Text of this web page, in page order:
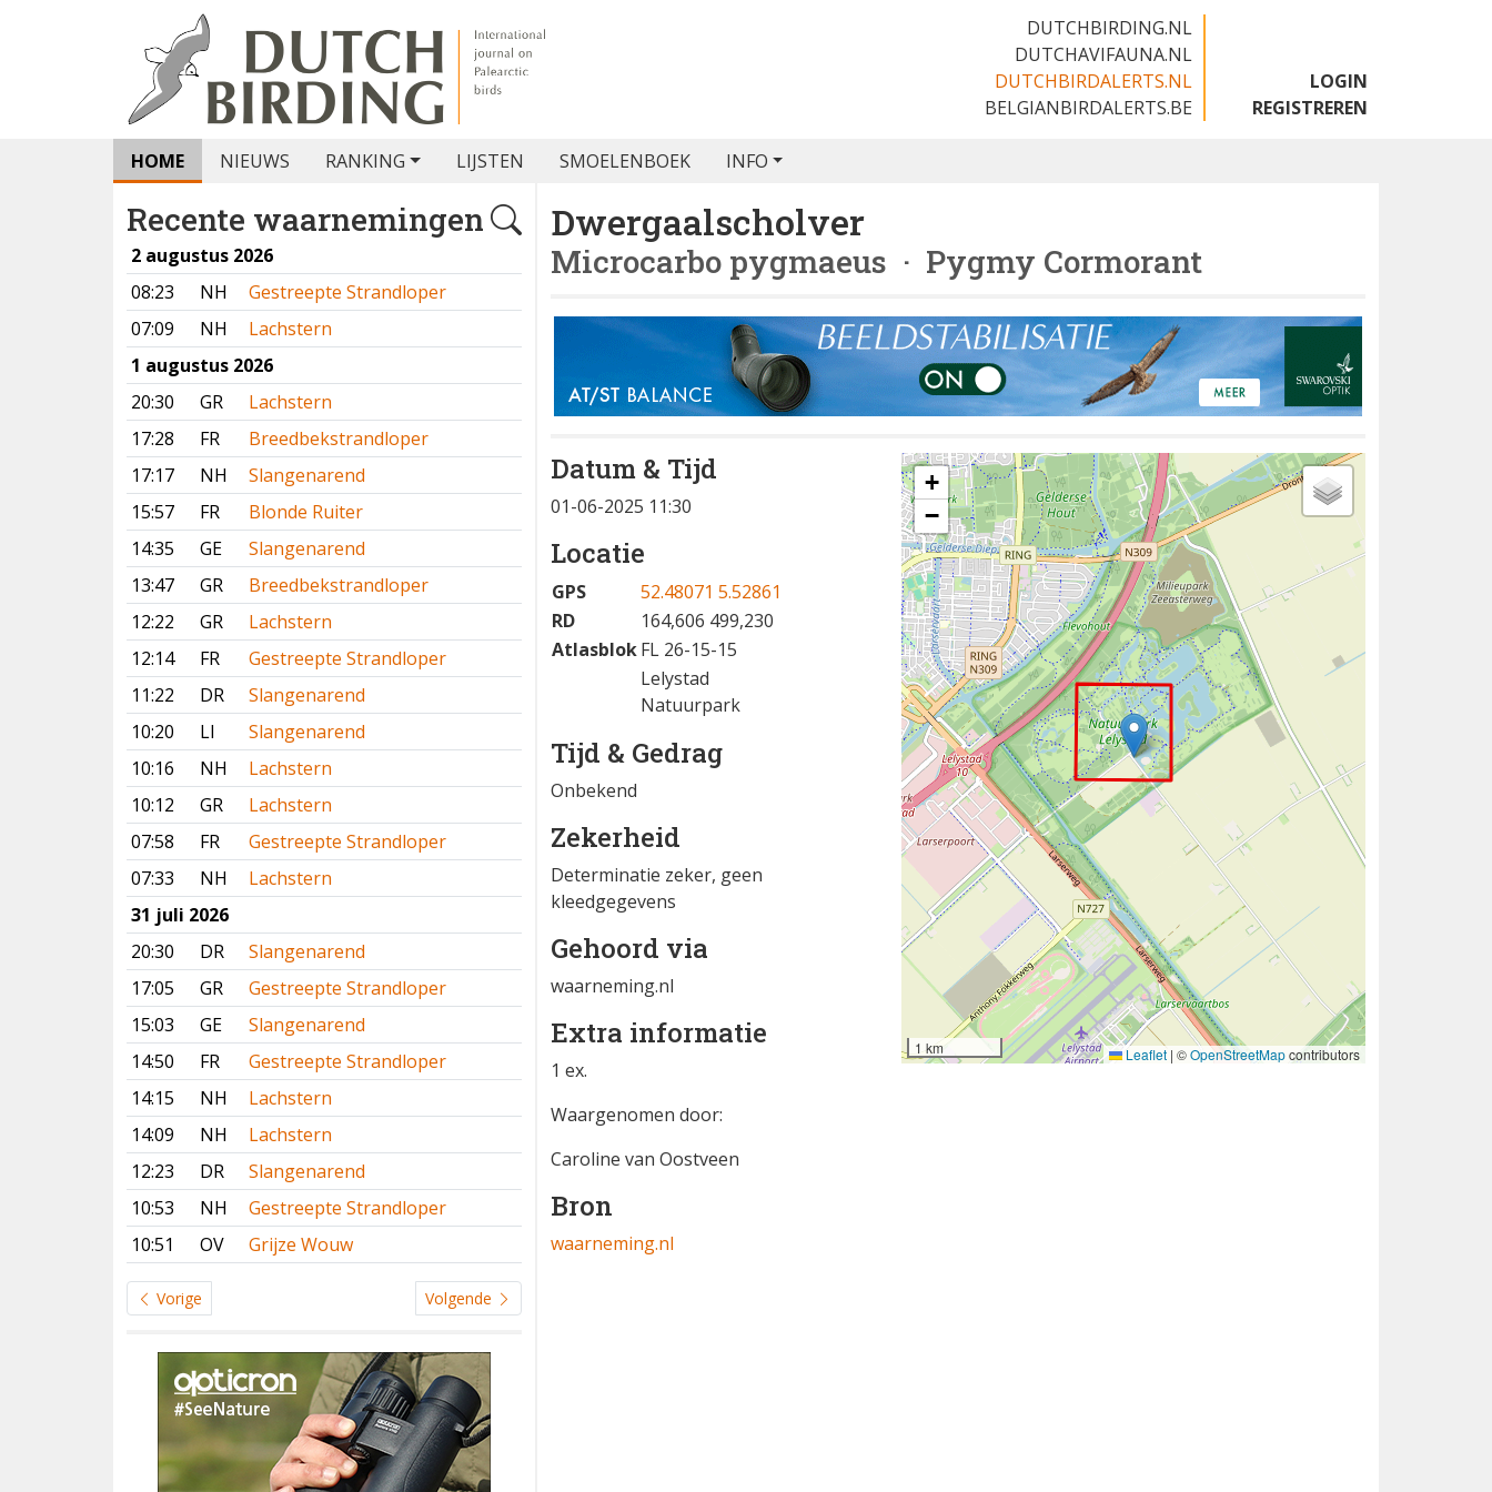
DUTCHBIRDING.NL
DUTCHAVIFAUNA.NL
DUTCHBIRDALERTS.NL
BELGIANBIRDALERTS.BE
LOGIN
REGISTREREN
HOME NIEUWS RANKING LIJSTEN SMOELENBOEK INFO
Recente waarnemingen
2 augustus 2026
08:23
NH
Gestreepte Strandloper
07:09
NH
Lachstern
1 augustus 2026
20:30
GR
Lachstern
17:28
FR
Breedbekstrandloper
17:17
NH
Slangenarend
15:57
FR
Blonde Ruiter
14:35
GE
Slangenarend
13:47
GR
Breedbekstrandloper
12:22
GR
Lachstern
12:14
FR
Gestreepte Strandloper
11:22
DR
Slangenarend
10:20
LI
Slangenarend
10:16
NH
Lachstern
10:12
GR
Lachstern
07:58
FR
Gestreepte Strandloper
07:33
NH
Lachstern
31 juli 2026
20:30
DR
Slangenarend
17:05
GR
Gestreepte Strandloper
15:03
GE
Slangenarend
14:50
FR
Gestreepte Strandloper
14:15
NH
Lachstern
14:09
NH
Lachstern
12:23
DR
Slangenarend
10:53
NH
Gestreepte Strandloper
10:51
OV Grijze Wouw
Vorige Volgende
Dwergaalscholver
Microcarbo pygmaeus · Pygmy Cormorant
Datum & Tijd
01-06-2025 11:30
Locatie
GPS
52.48071 5.52861
RD
164,606 499,230
AtlasblokFL 26-15-15
Lelystad
Natuurpark
Tijd & Gedrag
Onbekend
Zekerheid
Determinatie zeker, geen
kleedgegevens
Gehoord via
waarneming.nl
Extra informatie
1 ex.
Waargenomen door:
Caroline van Oostveen
Bron
waarneming.nl
+
−
1 km Leaflet | ©OpenStreetMapcontributors